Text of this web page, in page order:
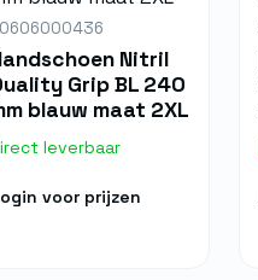
Nitril
Grip BL 240
blauw maat 2XL
leverbaar
voor prijzen